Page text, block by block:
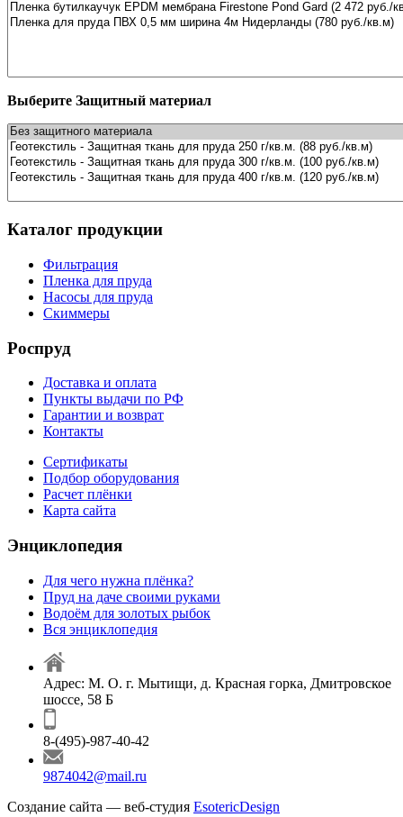
Выберите Защитный материал
Каталог продукции
Фильтрация
Пленка для пруда
Насосы для пруда
Скиммеры
Роспруд
Доставка и оплата
Пункты выдачи по РФ
Гарантии и возврат
Контакты
Сертификаты
Подбор оборудования
Расчет плёнки
Карта сайта
Энциклопедия
Для чего нужна плёнка?
Пруд на даче своими руками
Водоём для золотых рыбок
Вся энциклопедия
Адрес: М. О. г. Мытищи, д. Красная горка, Дмитровское
шоссе, 58 Б
8-(495)-987-40-42
9874042@mail.ru
Создание сайта — веб-студия EsotericDesign